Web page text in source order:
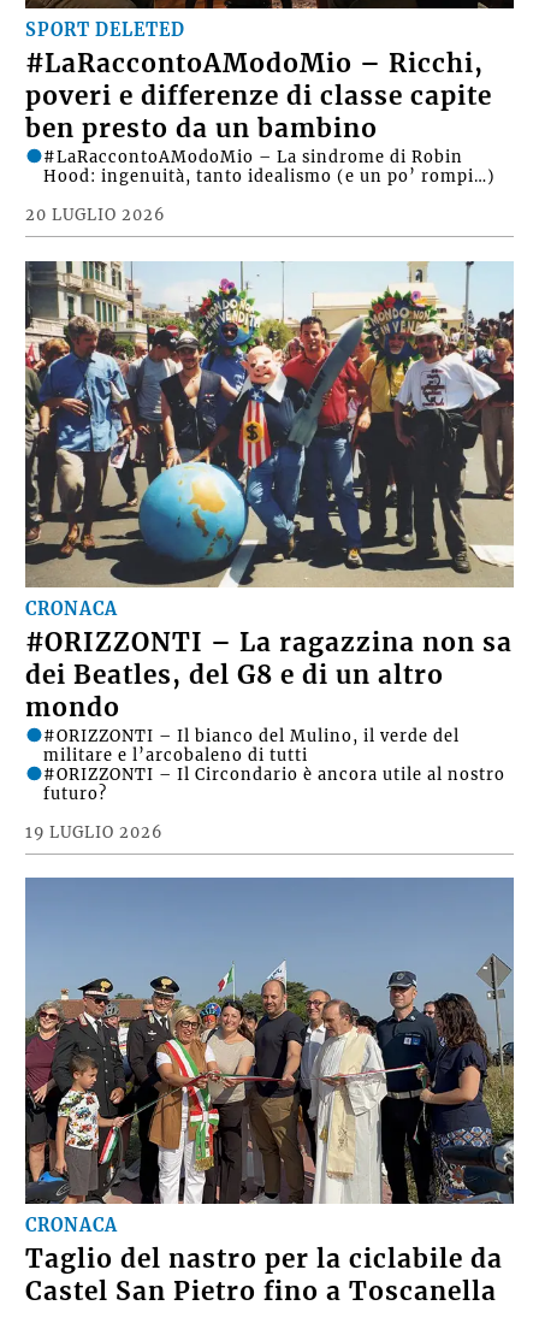
SPORT DELETED
#LaRaccontoAModoMio – Ricchi,
poveri e differenze di classe capite
ben presto da un bambino
20 LUGLIO 2026
#LaRaccontoAModoMio – La sindrome di Robin
Hood: ingenuità, tanto idealismo (e un po’ rompi…)
CRONACA
#ORIZZONTI – La ragazzina non sa
dei Beatles, del G8 e di un altro
mondo
19 LUGLIO 2026
#ORIZZONTI – Il bianco del Mulino, il verde del
militare e l’arcobaleno di tutti
#ORIZZONTI – Il Circondario è ancora utile al nostro
futuro?
CRONACA
Taglio del nastro per la ciclabile da
Castel San Pietro fino a Toscanella